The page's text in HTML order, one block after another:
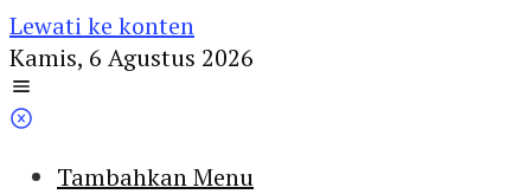
Lewati ke konten
Kamis, 6 Agustus 2026
Tambahkan Menu